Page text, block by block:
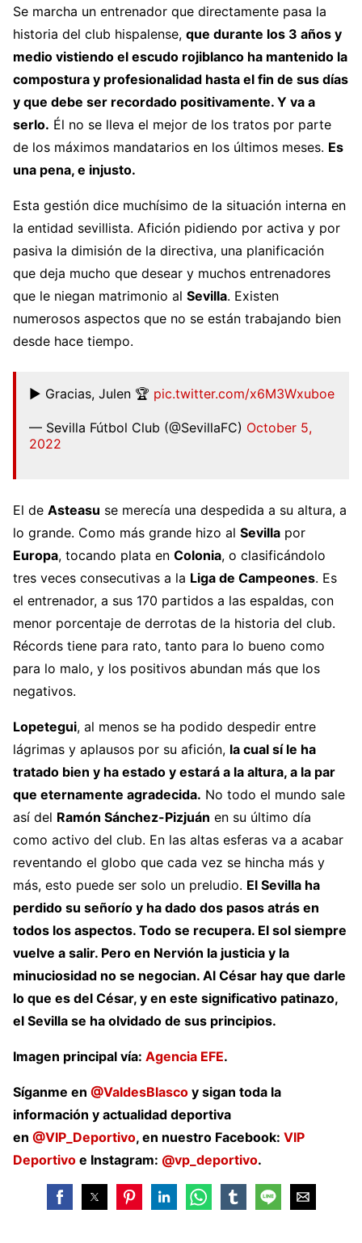
Se marcha un entrenador que directamente pasa la
historia del club hispalense, que durante los 3 años y
medio vistiendo el escudo rojiblanco ha mantenido la
compostura y profesionalidad hasta el fin de sus días
y que debe ser recordado positivamente. Y va a
serlo. Él no se lleva el mejor de los tratos por parte
de los máximos mandatarios en los últimos meses. Es
una pena, e injusto.
Esta gestión dice muchísimo de la situación interna en
la entidad sevillista. Afición pidiendo por activa y por
pasiva la dimisión de la directiva, una planificación
que deja mucho que desear y muchos entrenadores
que le niegan matrimonio al Sevilla. Existen
numerosos aspectos que no se están trabajando bien
desde hace tiempo.
▶️ Gracias, Julen 🏆 pic.twitter.com/x6M3Wxuboe
— Sevilla Fútbol Club (@SevillaFC) October 5,
2022
El de Asteasu se merecía una despedida a su altura, a
lo grande. Como más grande hizo al Sevilla por
Europa, tocando plata en Colonia, o clasificándolo
tres veces consecutivas a la Liga de Campeones. Es
el entrenador, a sus 170 partidos a las espaldas, con
menor porcentaje de derrotas de la historia del club.
Récords tiene para rato, tanto para lo bueno como
para lo malo, y los positivos abundan más que los
negativos.
Lopetegui, al menos se ha podido despedir entre
lágrimas y aplausos por su afición, la cual sí le ha
tratado bien y ha estado y estará a la altura, a la par
que eternamente agradecida. No todo el mundo sale
así del Ramón Sánchez-Pizjuán en su último día
como activo del club. En las altas esferas va a acabar
reventando el globo que cada vez se hincha más y
más, esto puede ser solo un preludio. El Sevilla ha
perdido su señorío y ha dado dos pasos atrás en
todos los aspectos. Todo se recupera. El sol siempre
vuelve a salir. Pero en Nervión la justicia y la
minuciosidad no se negocian. Al César hay que darle
lo que es del César, y en este significativo patinazo,
el Sevilla se ha olvidado de sus principios.
Imagen principal vía: Agencia EFE.
Síganme en @ValdesBlasco y sigan toda la
información y actualidad deportiva
en @VIP_Deportivo, en nuestro Facebook: VIP
Deportivo e Instagram: @vp_deportivo.